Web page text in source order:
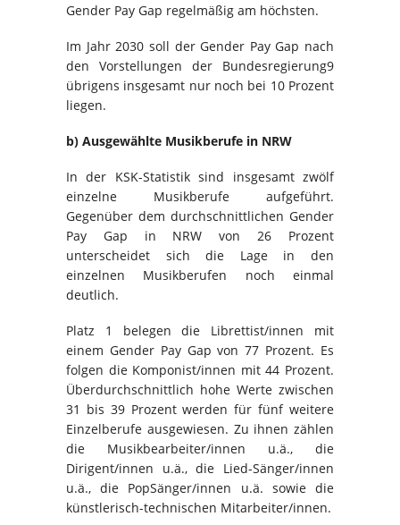
Gender Pay Gap regelmäßig am höchsten.
Im Jahr 2030 soll der Gender Pay Gap nach
den Vorstellungen der Bundesregierung9
übrigens insgesamt nur noch bei 10 Prozent
liegen.
b) Ausgewählte Musikberufe in NRW
In der KSK-Statistik sind insgesamt zwölf
einzelne Musikberufe aufgeführt.
Gegenüber dem durchschnittlichen Gender
Pay Gap in NRW von 26 Prozent
unterscheidet sich die Lage in den
einzelnen Musikberufen noch einmal
deutlich.
Platz 1 belegen die Librettist/innen mit
einem Gender Pay Gap von 77 Prozent. Es
folgen die Komponist/innen mit 44 Prozent.
Überdurchschnittlich hohe Werte zwischen
31 bis 39 Prozent werden für fünf weitere
Einzelberufe ausgewiesen. Zu ihnen zählen
die Musikbearbeiter/innen u.ä., die
Dirigent/innen u.ä., die Lied-Sänger/innen
u.ä., die PopSänger/innen u.ä. sowie die
künstlerisch-technischen Mitarbeiter/innen.